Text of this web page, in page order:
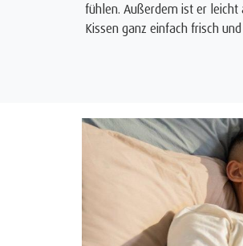
fühlen. Außerdem ist er leicht
Kissen ganz einfach frisch